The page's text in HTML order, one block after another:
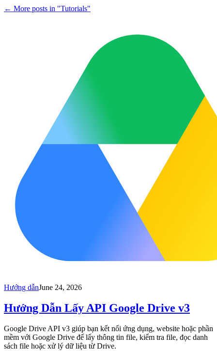
← More posts in "Tutorials"
Hướng dẫnJune 24, 2026
Hướng Dẫn Lấy API Google Drive v3
Google Drive API v3 giúp bạn kết nối ứng dụng, website hoặc phần
mềm với Google Drive để lấy thông tin file, kiểm tra file, đọc danh
sách file hoặc xử lý dữ liệu từ Drive.